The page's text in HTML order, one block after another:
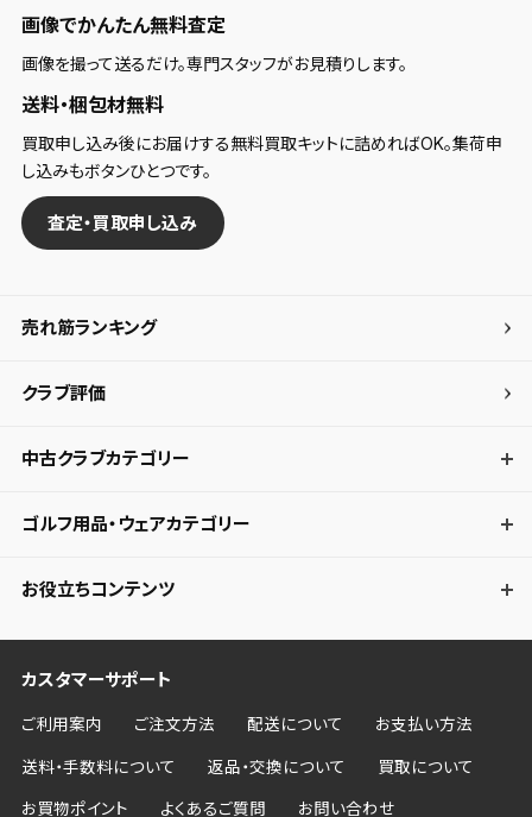
画像でかんたん無料査定
画像を撮って送るだけ。専門スタッフがお見積りします。
送料・梱包材無料
買取申し込み後にお届けする無料買取キットに詰めればOK。集荷申
し込みもボタンひとつです。
査定・買取申し込み
売れ筋ランキング
クラブ評価
中古クラブカテゴリー
ゴルフ用品・ウェアカテゴリー
お役立ちコンテンツ
カスタマーサポート
ご利用案内 ご注文方法 配送について お支払い方法
送料・手数料について 返品・交換について 買取について
お買物ポイント よくあるご質問 お問い合わせ